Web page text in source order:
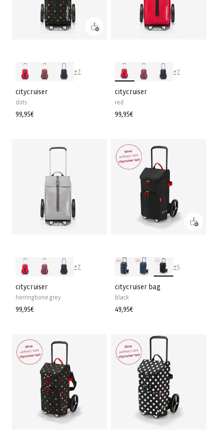
+7
citycruiser
dots
Normaler
99,95€
+7
citycruiser
red
Normaler
99,95€
+7
citycruiser
herringbone grey
Normaler
99,95€
+5
citycruiser bag
black
Normaler
49,95€